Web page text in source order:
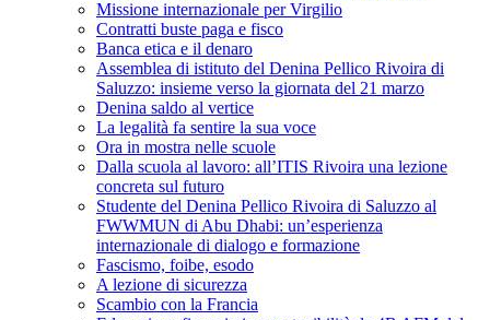
Missione internazionale per Virgilio
Contratti buste paga e fisco
Banca etica e il denaro
Assemblea di istituto del Denina Pellico Rivoira di
Saluzzo: insieme verso la giornata del 21 marzo
Denina saldo al vertice
La legalità fa sentire la sua voce
Ora in mostra nelle scuole
Dalla scuola al lavoro: all’ITIS Rivoira una lezione
concreta sul futuro
Studente del Denina Pellico Rivoira di Saluzzo al
FWWMUN di Abu Dhabi: un’esperienza
internazionale di dialogo e formazione
Fascismo, foibe, esodo
A lezione di sicurezza
Scambio con la Francia